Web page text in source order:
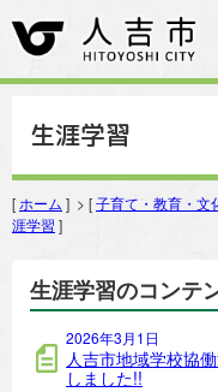
生涯学習
[ ホーム ] > [子育て・教育・文
涯学習 ]
生涯学習のコンテ
2026年3月1日
人吉市地域学校協
しました!!